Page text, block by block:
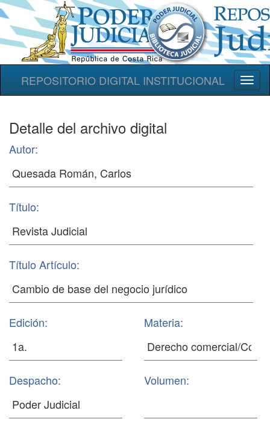
REPOSITORIO DIGITAL INSTITUCIONAL
Detalle del archivo digital
Autor:
Título:
Título Artículo:
Edición: Materia:
Despacho: Volumen: